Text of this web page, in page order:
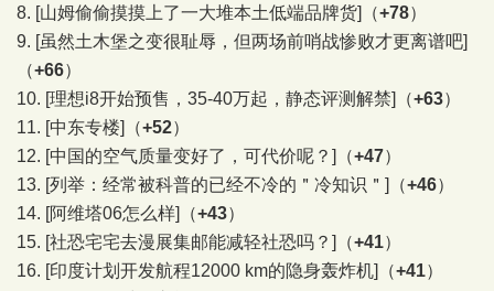
8. [山姆偷偷摸摸上了一大堆本土低端品牌货] （+78）
9. [虽然土木堡之变很耻辱，但两场前哨战惨败才更离谱吧]
（+66）
10. [理想i8开始预售，35-40万起，静态评测解禁] （+63）
11. [中东专楼] （+52）
12. [中国的空气质量变好了，可代价呢？] （+47）
13. [列举：经常被科普的已经不冷的＂冷知识＂] （+46）
14. [阿维塔06怎么样] （+43）
15. [社恐宅宅去漫展集邮能减轻社恐吗？] （+41）
16. [印度计划开发航程12000 km的隐身轰炸机] （+41）